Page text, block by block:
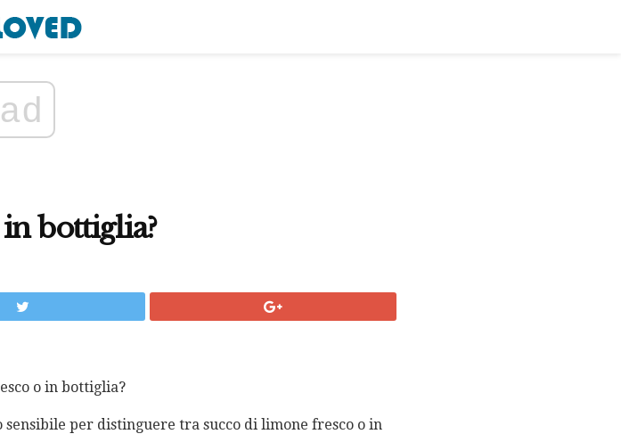
ad
bottiglia?
o in bottiglia?
per distinguere tra succo di limone fresco o in